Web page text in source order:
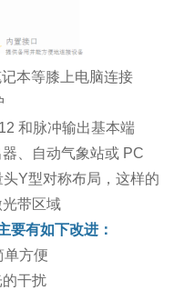
本等膝上电脑连接
和脉冲输出基本端
、自动气象站或 PC
Y型对称布局，这样的
带区域
要有如下改进：
单方便
干扰